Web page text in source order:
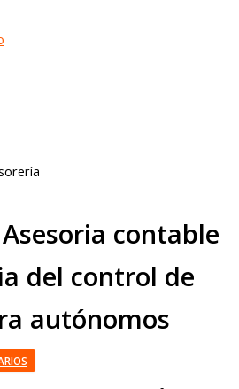
contable
del control de
autónomos